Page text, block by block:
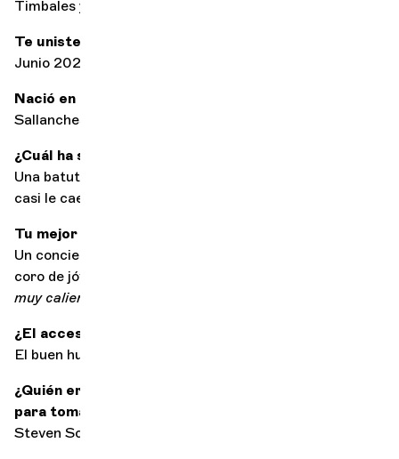
Timbales y percusión
Te uniste a la orquesta en
Junio 2023
Nació en
Sallanches, Francia
¿Cuál ha sido su peor momento en el escenario?
Una batuta que sale volando en mitad de un concierto y
casi le cae encima a un violinista.
Tu mejor recuerdo de un concierto
Un concierto de Navidad con Tania León al frente y un
coro de jóvenes cantantes de Nueva York, ¡un ambiente
muy caliente
¿El accesorio esencial en su caso?
El buen humor :)
¿Quién era su artista (director o solista) favorito
para tomar una copa después del concierto?
Steven Schick